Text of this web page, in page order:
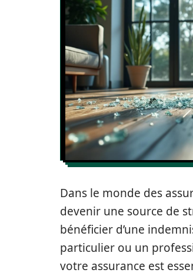
Dans le monde des
devenir une source de
bénéficier d’une
particulier ou un
votre assurance est